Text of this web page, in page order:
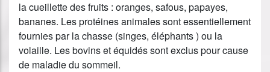
la cueillette des fruits : oranges, safous, papayes,
bananes. Les protéines animales sont essentiellement
fournies par la chasse (singes, éléphants ) ou la
volaille. Les bovins et équidés sont exclus pour cause
de maladie du sommeil.